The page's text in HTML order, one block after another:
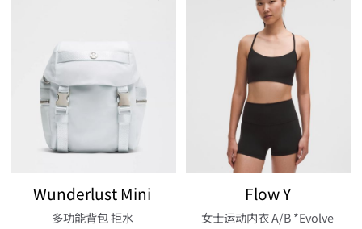
Wunderlust Mini
多功能背包 拒水
Flow Y
女士运动内衣 A/B *Evolve